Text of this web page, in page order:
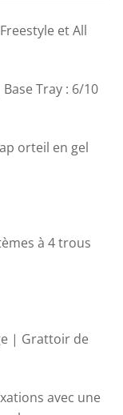
et All
Base Tray : 6/10
orteil en gel
à 4 trous
| Grattoir de
avec une